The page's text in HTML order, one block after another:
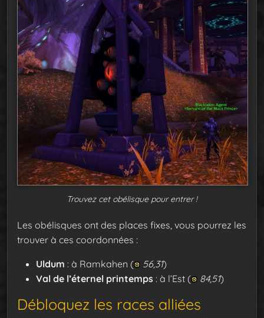
Trouvez cet obélisque pour entrer !
Les obélisques ont des places fixes, vous pourrez les
trouver à ces coordonnées :
Uldum : à Ramkahen ( 56,31)
Val de l’éternel printemps : à l’Est ( 84,51)
Débloquez les races alliées